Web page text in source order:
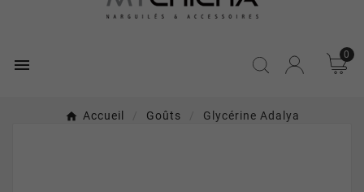

0
Accueil Goûts Glycérine Adalya